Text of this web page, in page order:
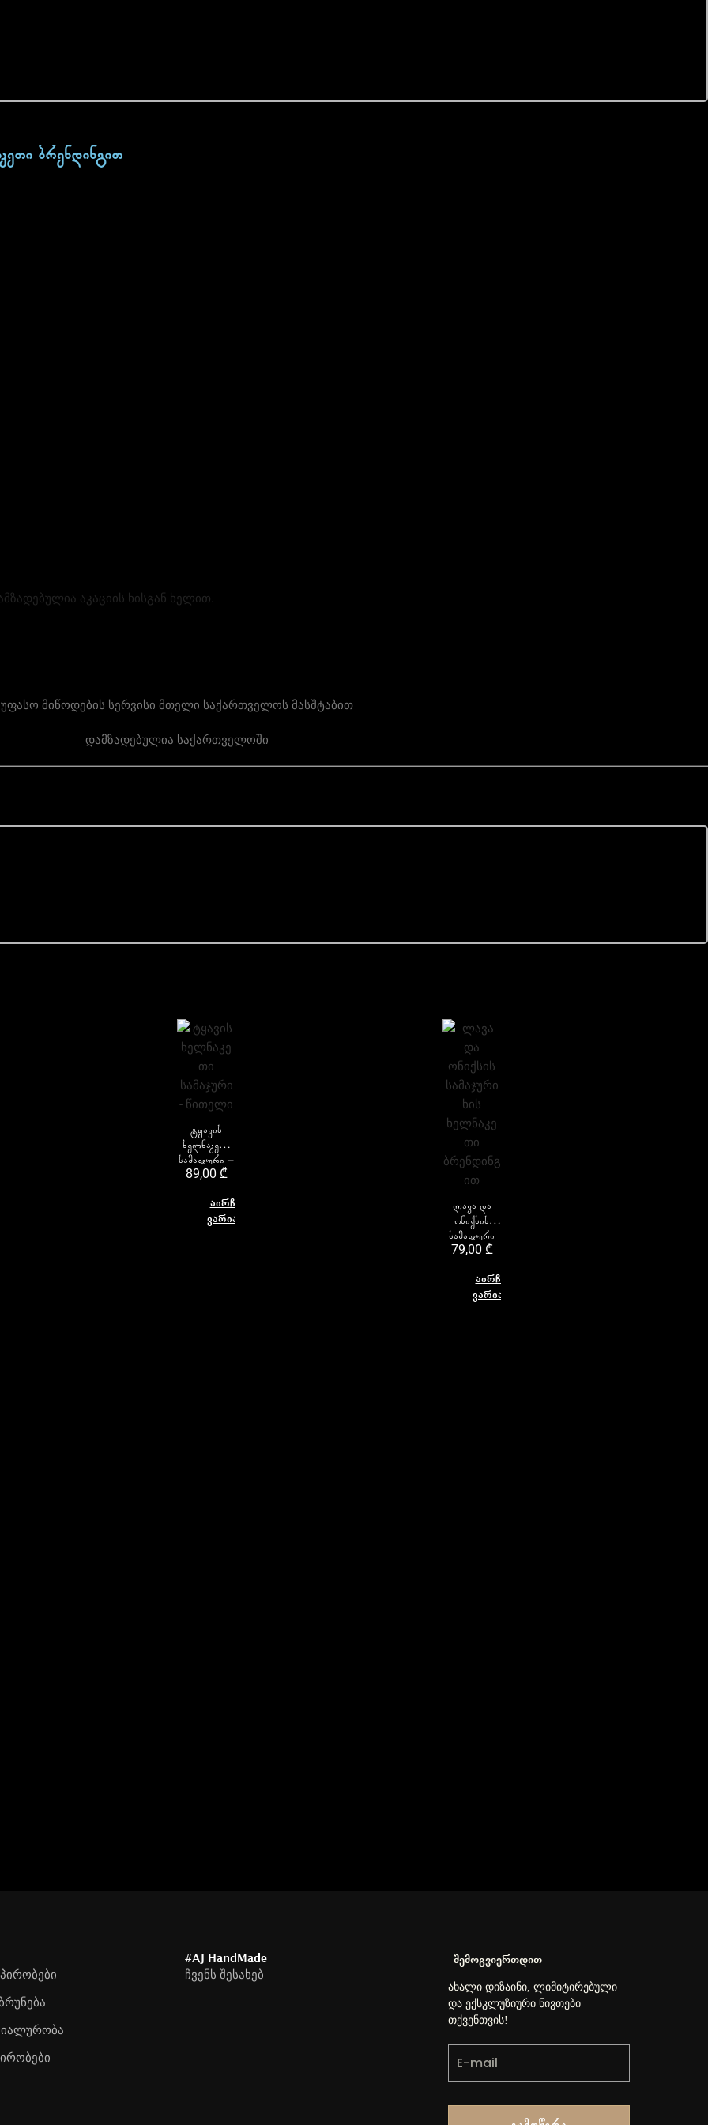
ბრენდინგით
აკაციის ხისგან ხელით.
უფასო მიწოდების სერვისი მთელი საქართველოს მასშტაბით
დამზადებულია საქართველოში
ტყავის
ხელნაკეთი
სამაჯური –
წითელი
89,00 ₾
აირჩიეთ
ვარიანტი
ონიქსის
სამაჯური
ხის
ბრენდინგით
79,00 ₾
აირჩიეთ
ვარიანტი
#AJ HandMade
ჩვენს შესახებ
შემოგვიერთდით
ახალი დიზაინი, ლიმიტირებული
და ექსკლუზიური ნივთები
თქვენთვის!
Გამოწერა